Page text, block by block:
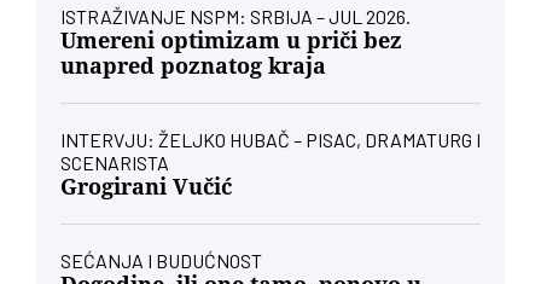
ISTRAŽIVANJE NSPM: SRBIJA – JUL 2026.
Umereni optimizam u priči bez
unapred poznatog kraja
INTERVJU: ŽELJKO HUBAČ – PISAC, DRAMATURG I
SCENARISTA
Grogirani Vučić
SEĆANJA I BUDUĆNOST